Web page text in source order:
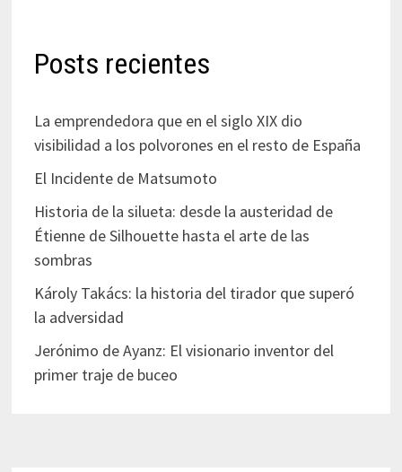
Posts recientes
La emprendedora que en el siglo XIX dio
visibilidad a los polvorones en el resto de España
El Incidente de Matsumoto
Historia de la silueta: desde la austeridad de
Étienne de Silhouette hasta el arte de las
sombras
Károly Takács: la historia del tirador que superó
la adversidad
Jerónimo de Ayanz: El visionario inventor del
primer traje de buceo